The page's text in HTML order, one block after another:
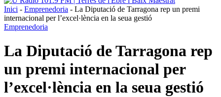
Inici - Emprenedoria - La Diputació de Tarragona rep un premi
internacional per l’excel·lència en la seua gestió
Emprenedoria
La Diputació de Tarragona rep
un premi internacional per
l’excel·lència en la seua gestió